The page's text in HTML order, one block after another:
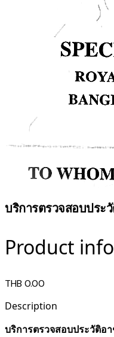
บริการตรวจสอบประ
Product
THB 0.00
Description
บริการตรวจสอบประวัติอ